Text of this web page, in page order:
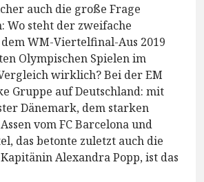
auch die große Frage
Wo steht der zweifache
WM-Viertelfinal-Aus 2019
Olympischen Spielen im
wirklich? Bei der EM
Gruppe auf Deutschland: mit
Dänemark, dem starken
vom FC Barcelona und
das betonte zuletzt auch die
Alexandra Popp, ist das